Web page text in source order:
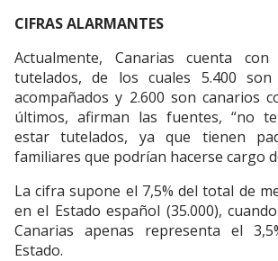
CIFRAS ALARMANTES
Actualmente, Canarias cuenta con
tutelados, de los cuales 5.400
acompañados y 2.600 son canarios
últimos, afirman las fuentes, “no
estar tutelados, ya que tienen
familiares que podrían hacerse cargo
La cifra supone el 7,5% del total de
en el Estado español (35.000),
Canarias apenas representa el
Estado.